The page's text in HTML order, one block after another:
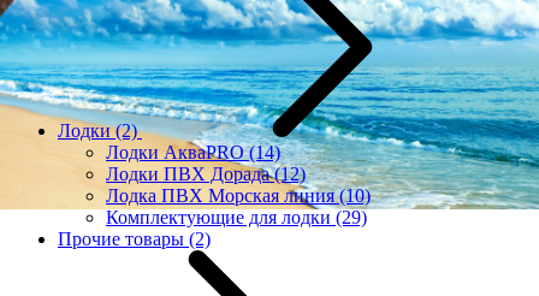
Лодки(2)
Лодки АкваPRO(14)
Лодки ПВХ Дорада(12)
Лодка ПВХ Морская линия(10)
Комплектующие для лодки (29)
Прочие товары (2)